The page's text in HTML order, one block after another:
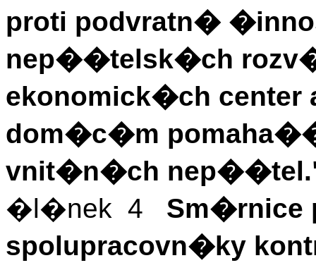
proti podvratn�
nep��telsk�ch
ekonomick�ch center
dom�c�m
vnit�n�ch
�l�nek 4 Sm�rnice
spolupracovn�ky